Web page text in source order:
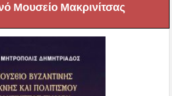
Μουσείο Μακρινίτσας